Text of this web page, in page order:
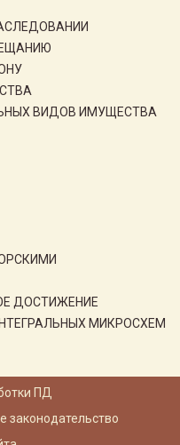
ВИДОВ ИМУЩЕСТВА
ДОСТИЖЕНИЕ
МИКРОСХЕМ
ПД
законодательство